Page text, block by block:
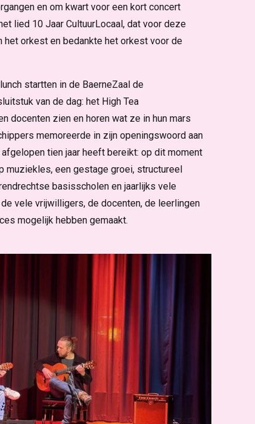
en om kwart voor een kort concert
lied 10 Jaar CultuurLocaal, dat voor deze
orkest en bedankte het orkest voor de
startten in de BaerneZaal de
van de dag: het High Tea
docenten zien en horen wat ze in hun mars
memoreerde in zijn openingswoord aan
tien jaar heeft bereikt: op dit moment
muziekles, een gestage groei, structureel
basisscholen en jaarlijks vele
vele vrijwilligers, de docenten, de leerlingen
mogelijk hebben gemaakt.